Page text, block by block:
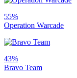
55%
Operation Warcade
43%
Bravo Team